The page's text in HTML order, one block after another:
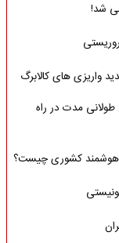
شد!
طولانی مدت در راه
هوشمند کشوری چیست؟